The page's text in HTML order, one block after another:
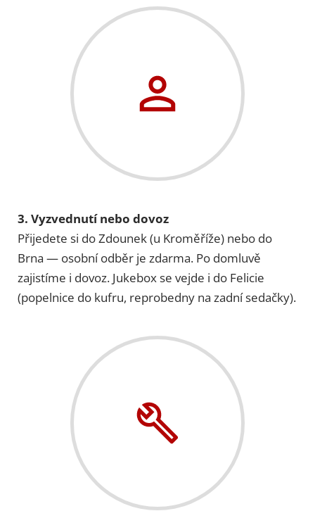
3. Vyzvednutí nebo dovoz
Přijedete si do Zdounek (u Kroměříže) nebo do
Brna — osobní odběr je zdarma. Po domluvě
zajistíme i dovoz. Jukebox se vejde i do Felicie
(popelnice do kufru, reprobedny na zadní sedačky).